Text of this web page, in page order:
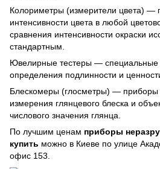
Колориметры (измерители цвета) —
интенсивности цвета в любой
сравнения интенсивности окраски
стандартным.
Ювелирные тестеры — специальные
определения подлинности и
Блескомеры (глосметры) — приборы
измерения глянцевого блеска и
числового значения глянца.
По лучшим ценам приборы
купить можно в Киеве по улице
офис 153.